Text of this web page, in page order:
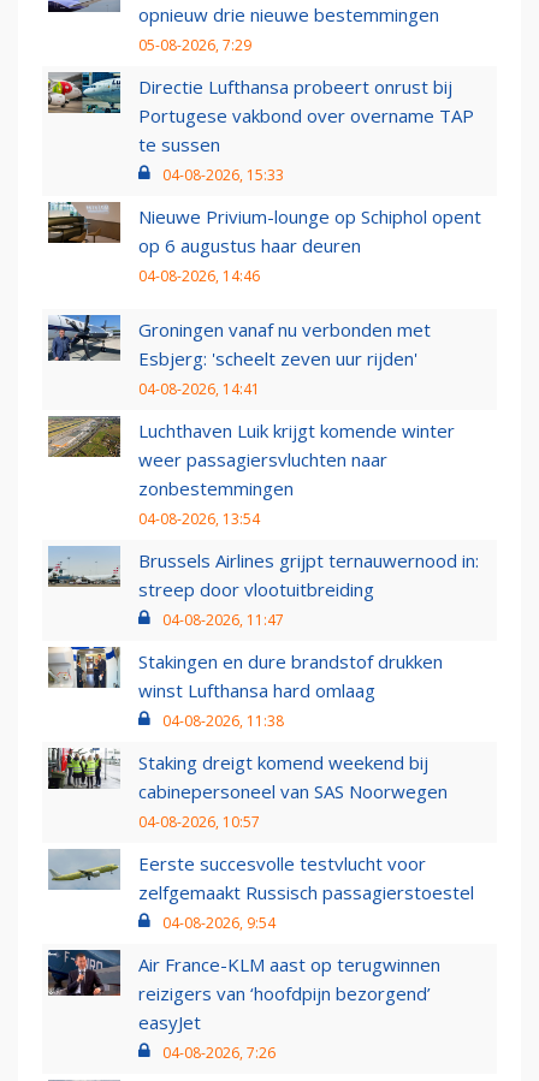
opnieuw drie nieuwe bestemmingen
05-08-2026, 7:29
Directie Lufthansa probeert onrust bij
Portugese vakbond over overname TAP
te sussen
04-08-2026, 15:33
Nieuwe Privium-lounge op Schiphol opent
op 6 augustus haar deuren
04-08-2026, 14:46
Groningen vanaf nu verbonden met
Esbjerg: 'scheelt zeven uur rijden'
04-08-2026, 14:41
Luchthaven Luik krijgt komende winter
weer passagiersvluchten naar
zonbestemmingen
04-08-2026, 13:54
Brussels Airlines grijpt ternauwernood in:
streep door vlootuitbreiding
04-08-2026, 11:47
Stakingen en dure brandstof drukken
winst Lufthansa hard omlaag
04-08-2026, 11:38
Staking dreigt komend weekend bij
cabinepersoneel van SAS Noorwegen
04-08-2026, 10:57
Eerste succesvolle testvlucht voor
zelfgemaakt Russisch passagierstoestel
04-08-2026, 9:54
Air France-KLM aast op terugwinnen
reizigers van ‘hoofdpijn bezorgend’
easyJet
04-08-2026, 7:26